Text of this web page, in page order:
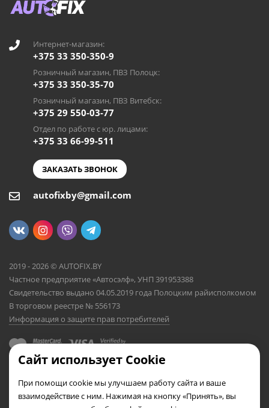
Интернет-магазин:
+375 33 350-350-9
Розничный магазин, ПВЗ Полоцк:
+375 33 350-35-70
Розничный магазин, ПВЗ Витебск:
+375 29 550-03-77
Отдел по работе с юр. лицами:
+375 33 66-99-511
ЗАКАЗАТЬ ЗВОНОК
autofixby@gmail.com
2019 - 2026 © AUTOFIX.BY
Частное предприятие «Автосэлф», УНП 391953388
Свидетельство выдано 04.05.2019 года Полоцким райисполкомом
В торговом реестре № 556173
Информация о защите прав потребителей
Сайт использует Cookie
При помощи cookie мы улучшаем работу сайта и ваше
взаимодействие с ним. Нажимая на кнопку «Принять», вы